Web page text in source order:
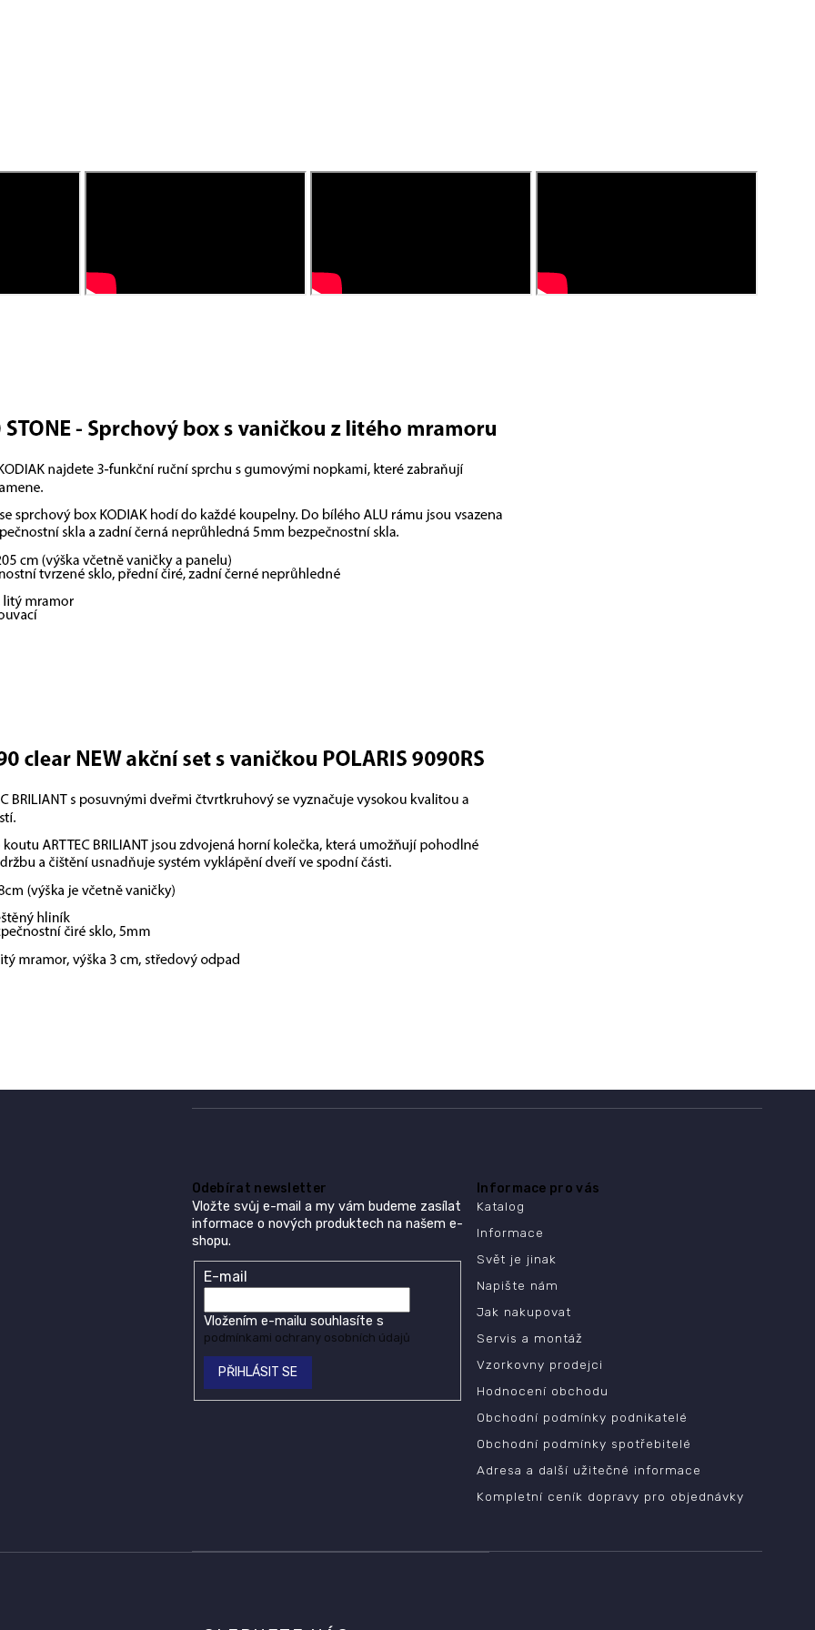
Odebírat newsletter
Vložte svůj e-mail a my vám budeme zasílat
informace o nových produktech na našem e-
shopu.
E-mail
Vložením e-mailu souhlasíte s
podmínkami ochrany osobních údajů
PŘIHLÁSIT SE
Informace pro vás
Katalog
Informace
Svět je jinak
Napište nám
Jak nakupovat
Servis a montáž
Vzorkovny prodejci
Hodnocení obchodu
Obchodní podmínky podnikatelé
Obchodní podmínky spotřebitelé
Adresa a další užitečné informace
Kompletní ceník dopravy pro objednávky